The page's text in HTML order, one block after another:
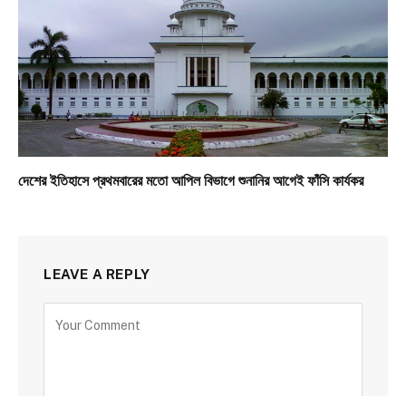
দেশের ইতিহাসে প্রথমবারের মতো আপিল বিভাগে শুনানির আগেই ফাঁসি কার্যকর
LEAVE A REPLY